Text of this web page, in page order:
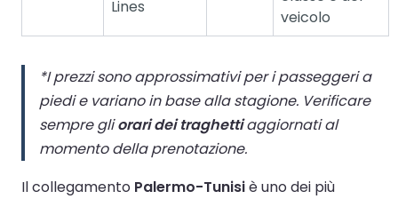
Lines
veicolo
*I prezzi sono approssimativi per i passeggeri a
piedi e variano in base alla stagione. Verificare
sempre gliorari dei traghettiaggiornati al
momento della prenotazione.
Il collegamento Palermo-Tunisiè uno dei più